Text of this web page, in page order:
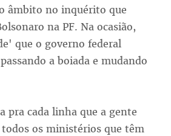
âmbito no inquérito que
na PF. Na ocasião,
que o governo federal
a boiada e mudando
pra cada linha que a gente
os ministérios que têm